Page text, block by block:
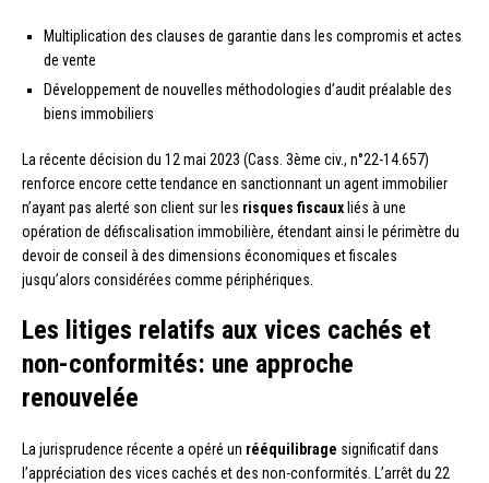
Multiplication des clauses de garantie dans les compromis et actes
de vente
Développement de nouvelles méthodologies d’audit préalable des
biens immobiliers
La récente décision du 12 mai 2023 (Cass. 3ème civ., n°22-14.657)
renforce encore cette tendance en sanctionnant un agent immobilier
n’ayant pas alerté son client sur les risques fiscauxliés à une
opération de défiscalisation immobilière, étendant ainsi le périmètre du
devoir de conseil à des dimensions économiques et fiscales
jusqu’alors considérées comme périphériques.
Les litiges relatifs aux vices cachés et
non-conformités: une approche
renouvelée
La jurisprudence récente a opéré un rééquilibrage significatif dans
l’appréciation des vices cachés et des non-conformités. L’arrêt du 22